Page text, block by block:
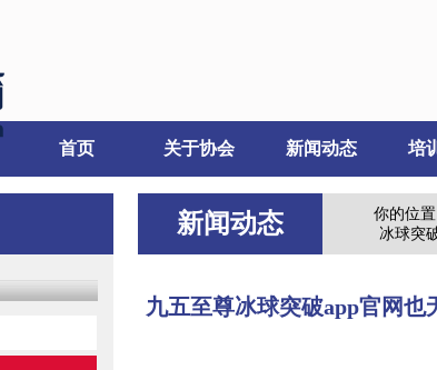
首页 关于协会 新闻动态 培
新闻动态 你的位置
冰球突
九五至尊冰球突破app官网